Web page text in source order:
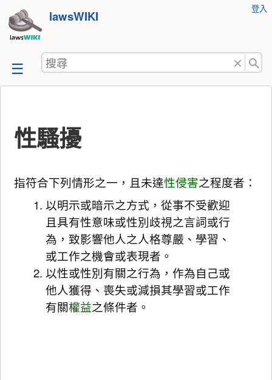
跳
至
容
lawsWIKI
工
登入
搜
尋
性騷擾
指符合下列情形之一，且未達性侵害之程度者：
以明示或暗示之方式，從事不受歡迎
且具有性意味或性別歧視之言詞或行
為，致影響他人之人格尊嚴、學習、
或工作之機會或表現者。
以性或性別有關之行為，作為自己或
他人獲得、喪失或減損其學習或工作
有關權益之條件者。